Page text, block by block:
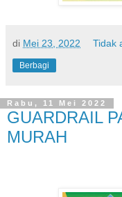
di Mei 23, 2022 Tidak
Berbagi
Rabu, 11 Mei 2022
GUARDRAIL
MURAH